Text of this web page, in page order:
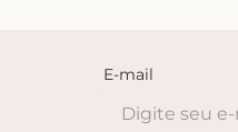
E-mail